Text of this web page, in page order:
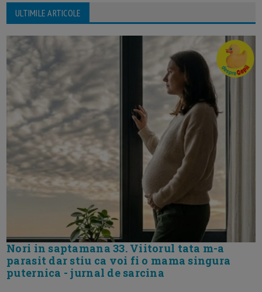
ULTIMILE ARTICOLE
Nori in saptamana 33. Viitorul tata m-a
parasit dar stiu ca voi fi o mama singura
puternica - jurnal de sarcina